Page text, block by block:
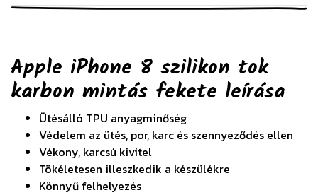
Apple iPhone 8 szilikon tok
karbon mintás fekete leírása
Ütésálló TPU anyagminőség
Védelem az ütés, por, karc és szennyeződés ellen
Vékony, karcsú kivitel
Tökéletesen illeszkedik a készülékre
Könnyű felhelyezés